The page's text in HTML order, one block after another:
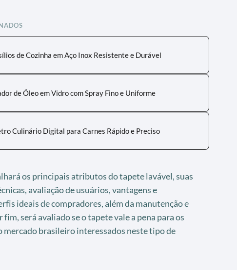
de Cozinha em Aço Inox Resistente e Durável
de Óleo em Vidro com Spray Fino e Uniforme
Culinário Digital para Carnes Rápido e Preciso
os principais atributos do tapete lavável, suas
avaliação de usuários, vantagens e
ideais de compradores, além da manutenção e
será avaliado se o tapete vale a pena para os
mercado brasileiro interessados neste tipo de